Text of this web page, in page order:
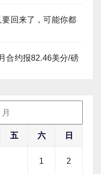
要回来了，可能你都
合约报82.46美分/磅
五 六 日
1 2